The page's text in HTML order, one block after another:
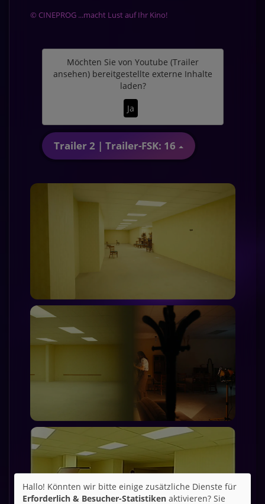
© CINEPROG ...macht Lust auf Ihr Kino!
Möchten Sie von Youtube (Trailer
ansehen) bereitgestellte externe Inhalte
laden?
Ja
Trailer 2 | Trailer-FSK: 16
Hallo! Könnten wir bitte einige zusätzliche Dienste für
Erforderlich & Besucher-Statistiken aktivieren? Sie